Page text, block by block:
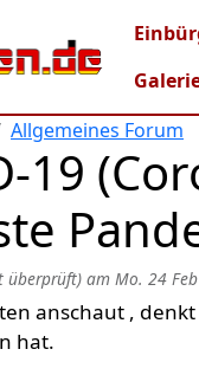
Allgemeines Forum
19
überprüft) am Mo. 24
anschaut ,
hat.